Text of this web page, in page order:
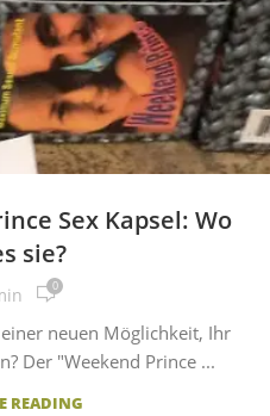
Sex Kapsel: Wo
sie?
0
neuen Möglichkeit, Ihr
Der "Weekend Prince ...
READING